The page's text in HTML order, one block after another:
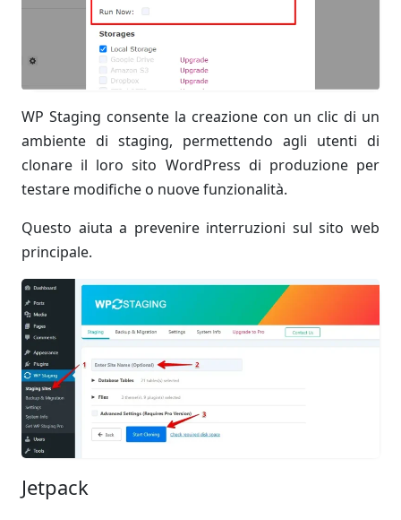
WP Staging consente la creazione con un clic di un
ambiente di staging, permettendo agli utenti di
clonare il loro sito WordPress di produzione per
testare modifiche o nuove funzionalità.
Questo aiuta a prevenire interruzioni sul sito web
principale.
Jetpack